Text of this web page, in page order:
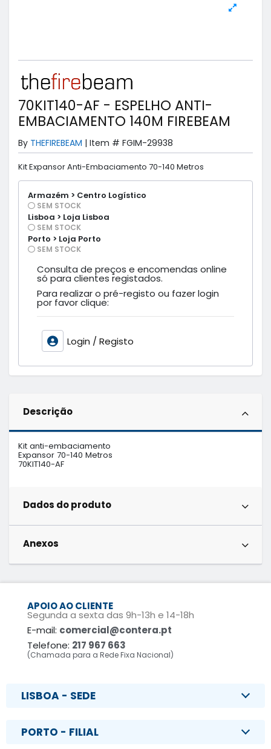
70KIT140-AF - ESPELHO ANTI-
EMBACIAMENTO 140M FIREBEAM
By THEFIREBEAM | Item # FGIM-29938
Kit Expansor Anti-Embaciamento 70-140 Metros
Armazém > Centro Logístico
SEM STOCK
Lisboa > Loja Lisboa
SEM STOCK
Porto > Loja Porto
SEM STOCK
Consulta de preços e encomendas online
só para clientes registados.
Para realizar o pré-registo ou fazer login
por favor clique:
Login / Registo
Descrição
Kit anti-embaciamento
Expansor 70-140 Metros
70KIT140-AF
Dados do produto
Anexos
APOIO AO CLIENTE
Segunda a sexta das 9h-13h e 14-18h
E-mail: comercial@contera.pt
Telefone: 217 967 663
(Chamada para a Rede Fixa Nacional)
LISBOA - SEDE
PORTO - FILIAL